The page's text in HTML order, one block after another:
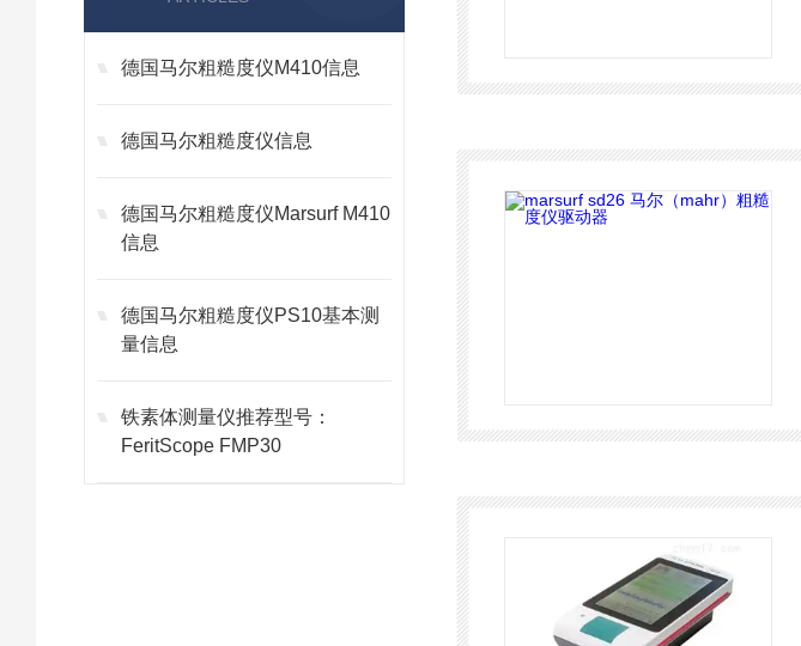
德国马尔粗糙度仪M410信息
德国马尔粗糙度仪信息
德国马尔粗糙度仪Marsurf M410
信息
德国马尔粗糙度仪PS10基本测
量信息
铁素体测量仪推荐型号：
FeritScope FMP30